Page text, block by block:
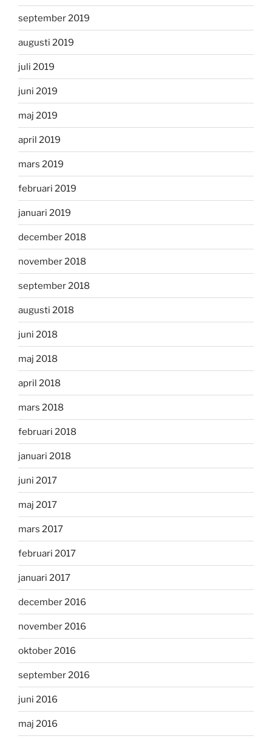
september 2019
augusti 2019
juli 2019
juni 2019
maj 2019
april 2019
mars 2019
februari 2019
januari 2019
december 2018
november 2018
september 2018
augusti 2018
juni 2018
maj 2018
april 2018
mars 2018
februari 2018
januari 2018
juni 2017
maj 2017
mars 2017
februari 2017
januari 2017
december 2016
november 2016
oktober 2016
september 2016
juni 2016
maj 2016